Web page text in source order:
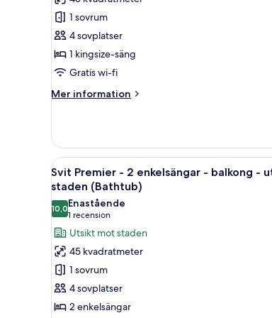
-
kingsize-
säng
-
balkong
havsutsikt
1 sovrum
4 sovplatser
1 kingsize-säng
Gratis wi-fi
Mer information
Mer
Premier
1
kingsize-
-
balkong
viss
havsutsikt
Öppna
alla
foton
för
Svit
Premier
-
2
enkelsängar
-
Ett hotellrum med
5
Svit Premier - 2 enkelsängar - balkong -
staden (Bathtub)
10,010,0 av 10
Enastående
1 recension
(1 recension)
Utsikt mot staden
45 kvadratmeter
1 sovrum
4 sovplatser
2 enkelsängar